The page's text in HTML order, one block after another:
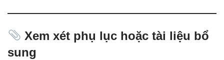
Xem xét phụ lục hoặc tài liệu bổ
sung